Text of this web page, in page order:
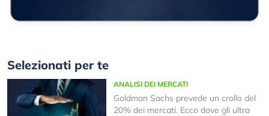
Selezionati per te
ANALISI DEI MERCATI
Goldman Sachs prevede un crollo del
20% dei mercati. Ecco dove gli ultra